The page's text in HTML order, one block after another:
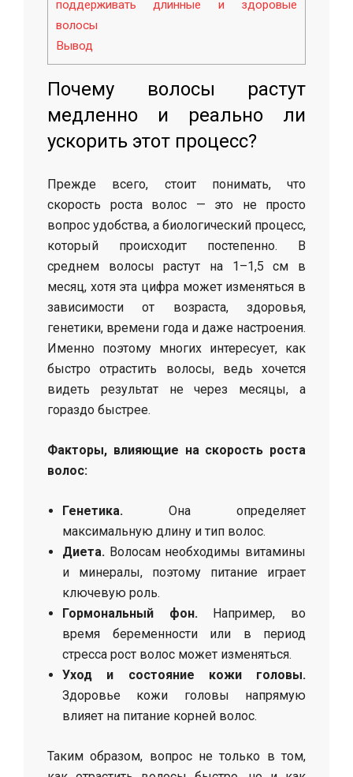
поддерживать длинные и здоровые
волосы
Вывод
Почему волосы растут
медленно и реально ли
ускорить этот процесс?
Прежде всего, стоит понимать, что
скорость роста волос — это не просто
вопрос удобства, а биологический процесс,
который происходит постепенно. В
среднем волосы растут на 1–1,5 см в
месяц, хотя эта цифра может изменяться в
зависимости от возраста, здоровья,
генетики, времени года и даже настроения.
Именно поэтому многих интересует, как
быстро отрастить волосы, ведь хочется
видеть результат не через месяцы, а
гораздо быстрее.
Факторы, влияющие на скорость роста
волос:
Генетика. Она определяет
максимальную длину и тип волос.
Диета. Волосам необходимы витамины
и минералы, поэтому питание играет
ключевую роль.
Гормональный фон.Например, во
время беременности или в период
стресса рост волос может изменяться.
Уход и состояние кожи головы.
Здоровье кожи головы напрямую
влияет на питание корней волос.
Таким образом, вопрос не только в том,